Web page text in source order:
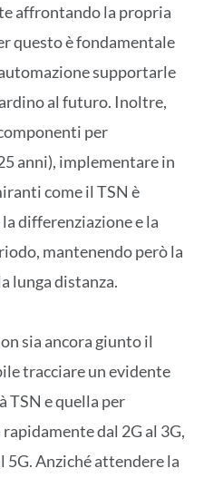
affrontando la propria
questo è fondamentale
supportarle
al futuro. Inoltre,
per
anni), implementare in
come il TSN è
differenziazione e la
mantenendo però la
lunga distanza.
sia ancora giunto il
tracciare un evidente
e quella per
dal 2G al 3G,
5G. Anziché attendere la